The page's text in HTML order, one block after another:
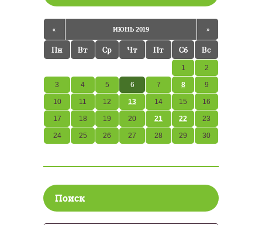
« ИЮНЬ 2019 »
Пн Вт Ср Чт Пт Сб Вс
1 2
3 4 5 6 7 8 9
10 11 12 13 14 15 16
17 18 19 20 21 22 23
24 25 26 27 28 29 30
Поиск